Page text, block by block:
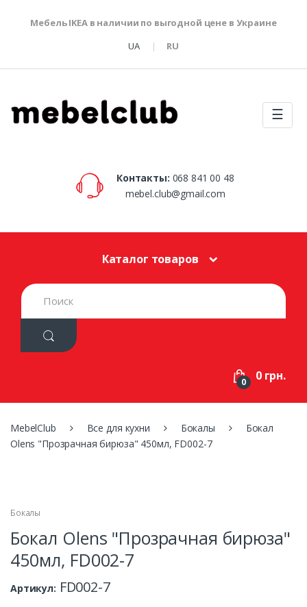
Мебель IKEA в наличии по выгодной цене в Украине
UA
RU
☰
Контакты: 068 841 00 48
mebel.club@gmail.com
Каталог товаров
S
e
h
:
0 0 грн.
MebelClub Все для кухни Бокалы
Бокал
Olens "Прозрачная бирюза" 450мл, FD002-7
Бокалы
Бокал Olens "Прозрачная бирюза"
450мл, FD002-7
Артикул: FD002-7